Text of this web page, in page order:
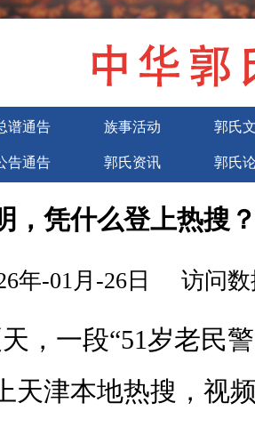
谱通告 族事活动 郭氏
告通告 郭氏资讯 郭氏
，凭什么登上热搜
年-01月-26日 访问数
，一段“51岁老民
天津本地热搜，视